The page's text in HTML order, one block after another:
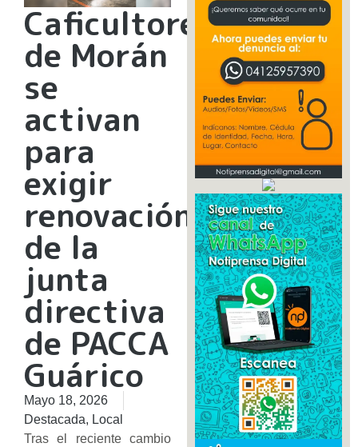
Caficultores
de Morán
se
activan
para
exigir
renovación
de la
junta
directiva
de PACCA
Guárico
Mayo 18, 2026
Destacada, Local
Tras el reciente cambio